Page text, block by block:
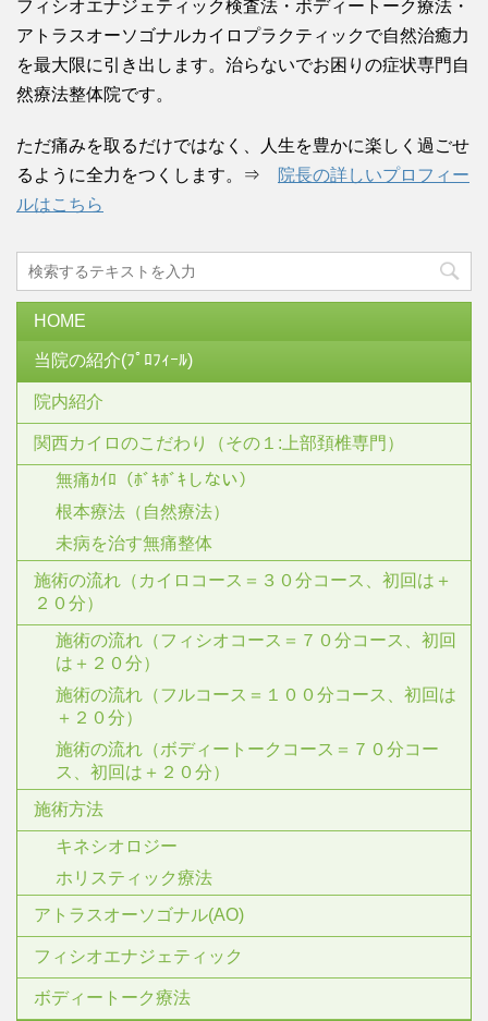
フィシオエナジェティック検査法・ボディートーク療法・
アトラスオーソゴナルカイロプラクティックで自然治癒力
を最大限に引き出します。治らないでお困りの症状専門自
然療法整体院です。
ただ痛みを取るだけではなく、人生を豊かに楽しく過ごせ
るように全力をつくします。⇒
院長の詳しいプロフィー
ルはこちら
HOME
当院の紹介(ﾌﾟﾛﾌｨｰﾙ)
院内紹介
関西カイロのこだわり（その１:上部頚椎専門）
無痛ｶｲﾛ（ﾎﾞｷﾎﾞｷしない）
根本療法（自然療法）
未病を治す無痛整体
施術の流れ（カイロコース＝３０分コース、初回は＋
２０分）
施術の流れ（フィシオコース＝７０分コース、初回
は＋２０分）
施術の流れ（フルコース＝１００分コース、初回は
＋２０分）
施術の流れ（ボディートークコース＝７０分コー
ス、初回は＋２０分）
施術方法
キネシオロジー
ホリスティック療法
アトラスオーソゴナル(AO)
フィシオエナジェティック
ボディートーク療法